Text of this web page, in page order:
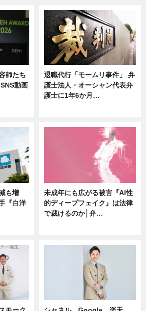
師たち
動画
退職代行「モームリ事件」 弁
護士法人・オーシャン代表弁
護士に1年6か月…
も増
『白洋
未成年にも広がる被害『AI性
的ディープフェイク』は法律
で裁けるのか│弁…